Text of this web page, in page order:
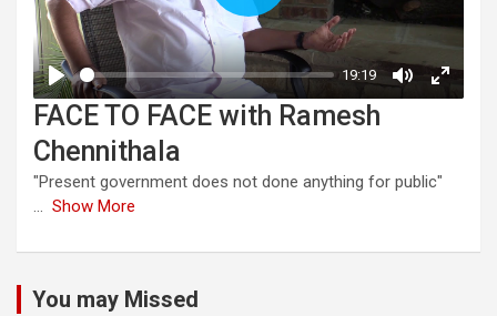
FACE TO FACE with Ramesh
Chennithala
"Present government does not done anything for public"
... Show More
You may Missed